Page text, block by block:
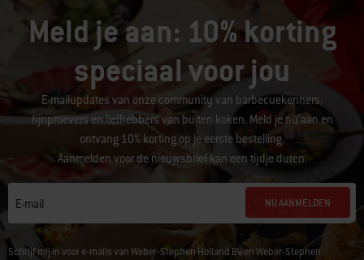
Meld je aan: 10% korting
speciaal voor jou
E-mailupdates van onze community van barbecuekenners,
fijnproevers en liefhebbers van buiten koken. Meld je nu aan en
ontvang 10% korting op je eerste bestelling.
Aanmelden voor de nieuwsbrief kan een tijdje duren.
E-mail NU AANMELDEN
Schrijf mij in voor e-mails van Weber-Stephen Holland BV en Weber-Stephen